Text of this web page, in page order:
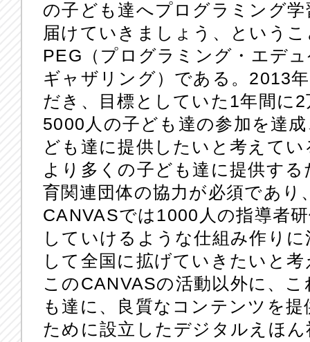
の子ども達へプログラミング学
届けていきましょう、という
PEG（プログラミング・エデ
ギャザリング）である。2013
だき、目標としていた1年間に2
5000人の子ども達の参加を達
ども達に提供したいと考えてい
より多くの子ども達に提供す
育関連団体の協力が必須であり
CANVASでは1000人の指導者
していけるような仕組み作りに
して全国に拡げていきたいと
このCANVASの活動以外に、
も達に、良質なコンテンツを提
ために設立したデジタルえほ